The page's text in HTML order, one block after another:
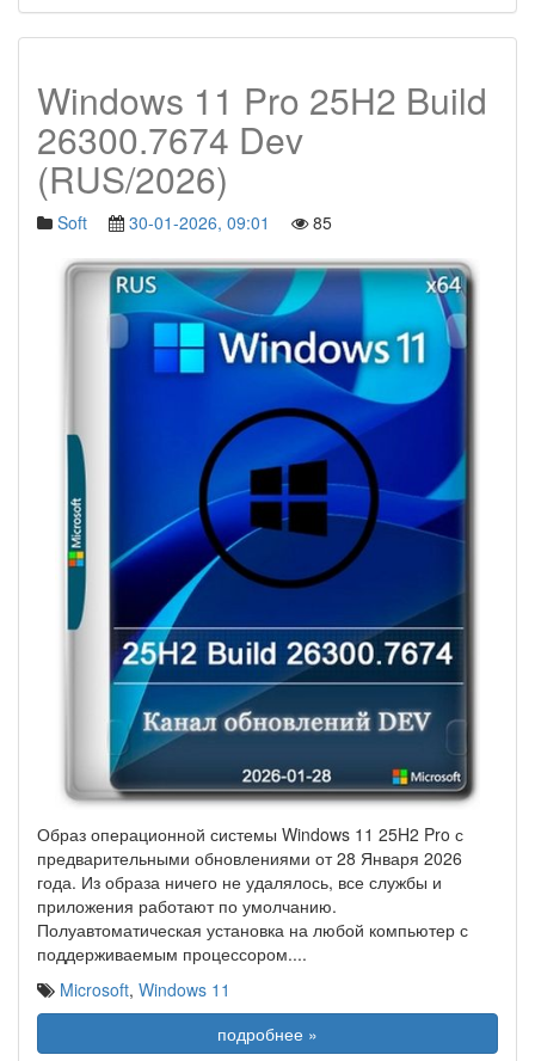
Windows 11 Pro 25H2 Build
26300.7674 Dev
(RUS/2026)
Soft 30-01-2026, 09:01 85
Образ операционной системы Windows 11 25H2 Pro с
предварительными обновлениями от 28 Января 2026
года. Из образа ничего не удалялось, все службы и
приложения работают по умолчанию.
Полуавтоматическая установка на любой компьютер с
поддерживаемым процессором....
Microsoft, Windows 11
подробнее »